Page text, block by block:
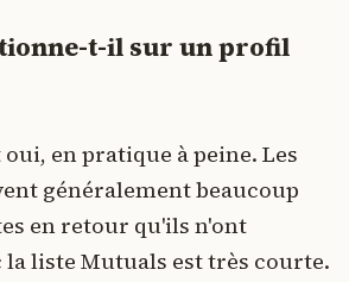
t-il sur un profil
en pratique à peine. Les
généralement beaucoup
en retour qu'ils n'ont
la liste Mutuals est très courte.